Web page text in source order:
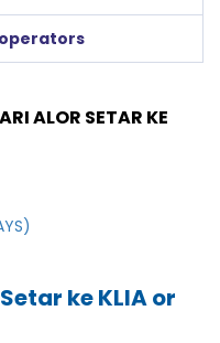
ALOR SETAR KE
ke KLIA or